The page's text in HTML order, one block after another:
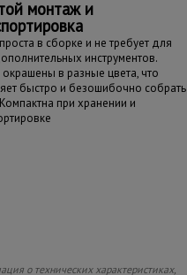
монтаж и
в сборке и не требует для
инструментов.
в разные цвета, что
быстро и безошибочно собрать
при хранении и
о технических характеристиках,